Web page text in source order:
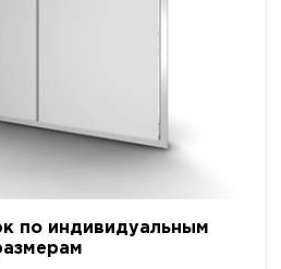
по индивидуальным